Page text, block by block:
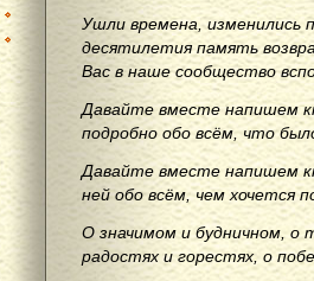
Ушли времена, изменились
десятилетия память
Вас в наше сообщество
Давайте вместе напишем
подробно обо всём, что
Давайте вместе напишем
ней обо всём, чем хочется
О значимом и будничном, о
радостях и горестях, о